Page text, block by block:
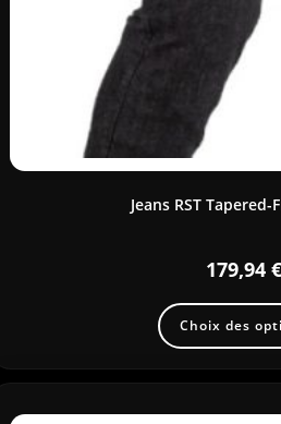
Jeans RST
179,94 €
Choix des